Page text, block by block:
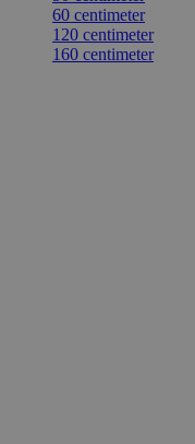
60 centimeter
120 centimeter
160 centimeter